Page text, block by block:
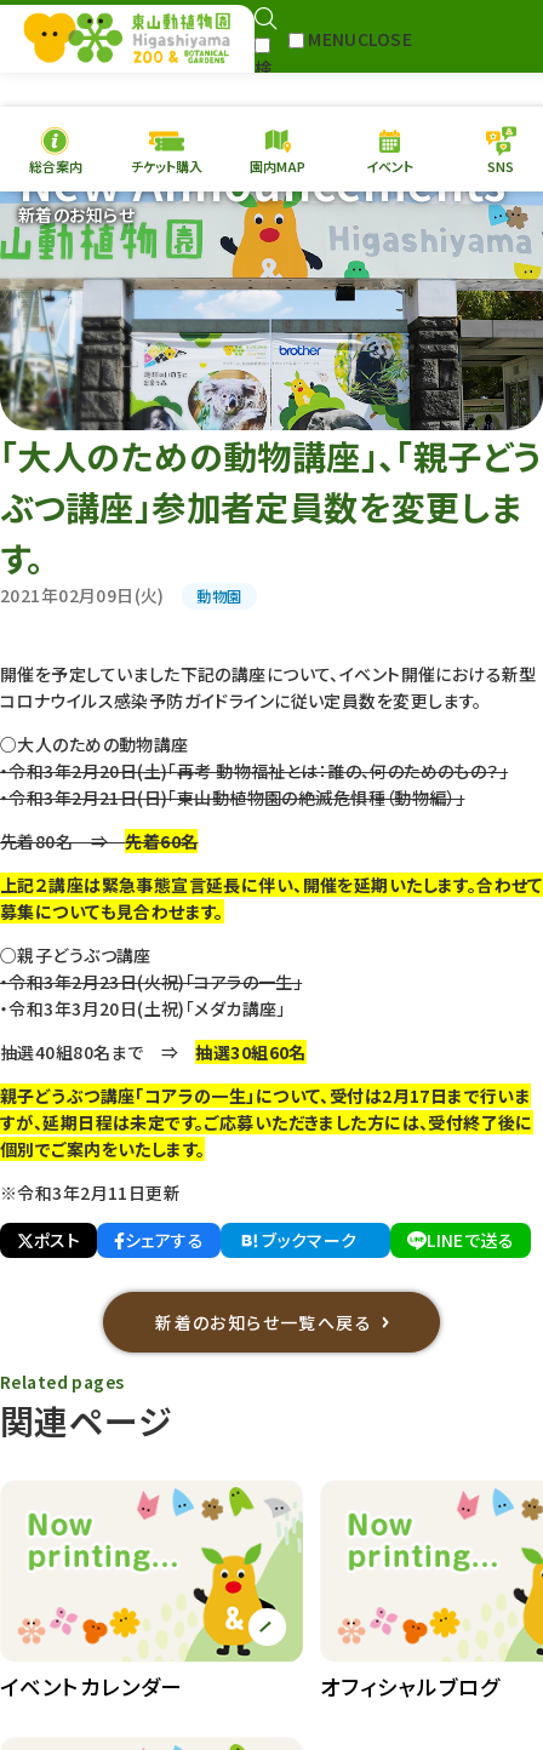
検
MENUCLOSE
本日の開園情報 チケ
園内MAP イベント
総合案内
動物園 植物園
再生プラン
東山動植物園
への支援
環境教育
サイトマップ
総合案内 チケット購入 園内MAP イベント SNS
新着のお知らせ
New Announcements
「大人のための動物講座」、「親子どう
ぶつ講座」参加者定員数を変更しま
す。
2021年02月09日(火) 動物園
開催を予定していました下記の講座について、イベント開催における新型
コロナウイルス感染予防ガイドラインに従い定員数を変更します。
○大人のための動物講座
・令和3年2月20日(土)「再考 動物福祉とは：誰の、何のためのもの？」
・令和3年2月21日(日)「東山動植物園の絶滅危惧種（動物編）」
先着80名 ⇒先着60名
上記２講座は緊急事態宣言延長に伴い、開催を延期いたします。合わせて
募集についても見合わせます。
○親子どうぶつ講座
・令和3年2月23日(火祝)「コアラの一生」
・令和3年3月20日(土祝)「メダカ講座」
抽選40組80名まで ⇒抽選30組60名
親子どうぶつ講座「コアラの一生」について、受付は2月17日まで行いま
すが、延期日程は未定です。ご応募いただきました方には、受付終了後に
個別でご案内をいたします。
※令和3年2月11日更新
ポスト
シェアする ブックマーク LINEで送る
新着のお知らせ一覧へ戻る
関連ページ
Related pages
イベントカレンダー オフィシャルブログ